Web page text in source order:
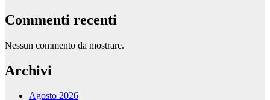
Commenti recenti
Nessun commento da mostrare.
Archivi
Agosto 2026